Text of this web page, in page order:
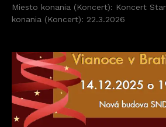
Miesto konania (Koncert): Koncert
konania (Koncert): 22.3.2026